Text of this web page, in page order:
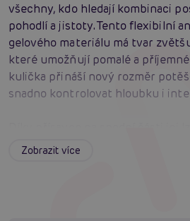
všechny, kdo hledají kombinaci
pohodlí a jistoty. Tento flexibilní
gelového materiálu má tvar
které umožňují pomalé a příjemné
kulička přináší nový rozměr
snadno kontrolovat hloubku i
jakýkoli hladký povrch, což dává
Zobrazit více